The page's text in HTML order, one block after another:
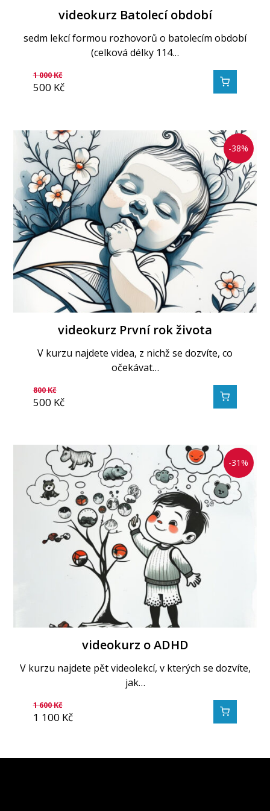
videokurz Batolecí období
sedm lekcí formou rozhovorů o batolecím období
(celková délky 114…
1 000Kč
500 Kč
-38%
videokurz První rok života
V kurzu najdete videa, z nichž se dozvíte, co
očekávat…
800Kč
500 Kč
-31%
videokurz o ADHD
V kurzu najdete pět videolekcí, v kterých se dozvíte,
jak…
1 600Kč
1 100 Kč